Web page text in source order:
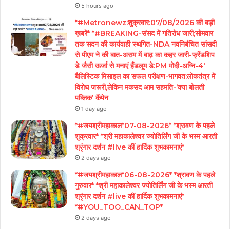
5 hours ago
*#Metronewz:शुक्रवार:07/08/2026 की बड़ी
ख़बरें* *#BREAKING-संसद में गतिरोध जारी;सोमवार
तक सदन की कार्यवाही स्थगित-NDA नवनिर्बचित सांसदी
से पीएम ने की बात-असम में बाढ़ का कहर जारी-फ्रेंडशिप
डे जैसी ऊर्जा से मनाएं हैंडलूम डे:PM मोदी-अग्नि-4′
बैलिस्टिक मिसाइल का सफल परीक्षण-भागवत:लोकतंत्र में
विरोध जरूरी,लेकिन मकसद आम सहमति-‘क्या बोलती
पब्लिक’ कैंपेन
1 day ago
*#जयश्रीमहाकाल*07-08-2026* *श्रावण के पहले
शुक्रवार* *श्री महाकालेश्वर ज्योतिर्लिंग जी के भस्म आरती
श्रृंगार दर्शन #live कीं हार्दिक शुभकामनाएं*
2 days ago
*#जयश्रीमहाकाल*06-08-2026* *श्रावण के पहले
गुरुवार* *श्री महाकालेश्वर ज्योतिर्लिंग जी के भस्म आरती
श्रृंगार दर्शन #live कीं हार्दिक शुभकामनाएं*
*#YOU_TOO_CAN_TOP*
2 days ago